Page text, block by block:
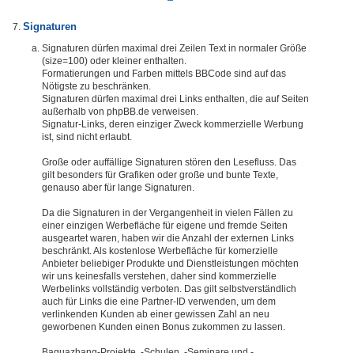
Signaturen
Signaturen dürfen maximal drei Zeilen Text in normaler Größe
(size=100) oder kleiner enthalten.
Formatierungen und Farben mittels BBCode sind auf das
Nötigste zu beschränken.
Signaturen dürfen maximal drei Links enthalten, die auf Seiten
außerhalb von phpBB.de verweisen.
Signatur-Links, deren einziger Zweck kommerzielle Werbung
ist, sind nicht erlaubt.
Große oder auffällige Signaturen stören den Lesefluss. Das
gilt besonders für Grafiken oder große und bunte Texte,
genauso aber für lange Signaturen.
Da die Signaturen in der Vergangenheit in vielen Fällen zu
einer einzigen Werbefläche für eigene und fremde Seiten
ausgeartet waren, haben wir die Anzahl der externen Links
beschränkt. Als kostenlose Werbefläche für komerzielle
Anbieter beliebiger Produkte und Dienstleistungen möchten
wir uns keinesfalls verstehen, daher sind kommerzielle
Werbelinks vollständig verboten. Das gilt selbstverständlich
auch für Links die eine Partner-ID verwenden, um dem
verlinkenden Kunden ab einer gewissen Zahl an neu
geworbenen Kunden einen Bonus zukommen zu lassen.